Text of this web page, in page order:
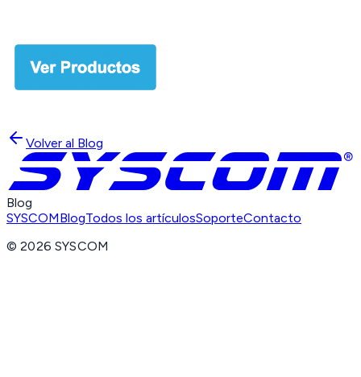
Volver al Blog
Blog
SYSCOMBlogTodos los artículosSoporteContacto
©2026 SYSCOM